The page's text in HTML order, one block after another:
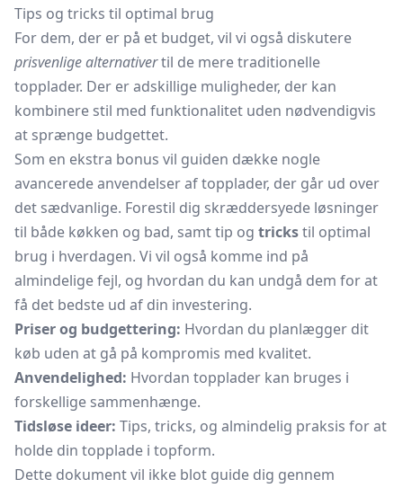
Tips og tricks til optimal brug
For dem, der er på et budget, vil vi også diskutere
prisvenlige alternativertil de mere traditionelle
topplader. Der er adskillige muligheder, der kan
kombinere stil med funktionalitet uden nødvendigvis
at sprænge budgettet.
Som en ekstra bonus vil guiden dække nogle
avancerede anvendelser af topplader, der går ud over
det sædvanlige. Forestil dig skræddersyede løsninger
til både køkken og bad, samt tip og trickstil optimal
brug i hverdagen. Vi vil også komme ind på
almindelige fejl, og hvordan du kan undgå dem for at
få det bedste ud af din investering.
Priser og budgettering: Hvordan du planlægger dit
køb uden at gå på kompromis med kvalitet.
Anvendelighed: Hvordan topplader kan bruges i
forskellige sammenhænge.
Tidsløse ideer: Tips, tricks, og almindelig praksis for at
holde din topplade i topform.
Dette dokument vil ikke blot guide dig gennem